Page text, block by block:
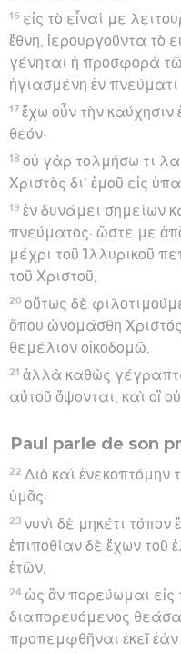
16 εἰς τὸ εἶναί με
ἔθνη, ἱερουργοῦντα τὸ
γένηται ἡ προσφορὰ
ἡγιασμένη ἐν πνεύματι
17 ἔχω οὖν τὴν καύχησιν
θεόν·
18 οὐ γὰρ τολμήσω τι
Χριστὸς δι’ ἐμοῦ εἰς
19 ἐν δυνάμει σημείων
πνεύματος· ὥστε με
μέχρι τοῦ Ἰλλυρικοῦ
τοῦ Χριστοῦ,
20 οὕτως δὲ
ὅπου ὠνομάσθη
θεμέλιον οἰκοδομῶ,
21 ἀλλὰ καθὼς
αὐτοῦ ὄψονται, καὶ οἳ
Paul parle de son
22 Διὸ καὶ ἐνεκοπτόμην
ὑμᾶς·
23 νυνὶ δὲ μηκέτι τόπον
ἐπιποθίαν δὲ ἔχων τοῦ
ἐτῶν,
24 ὡς ἂν πορεύωμαι εἰς
διαπορευόμενος
προπεμφθῆναι ἐκεῖ